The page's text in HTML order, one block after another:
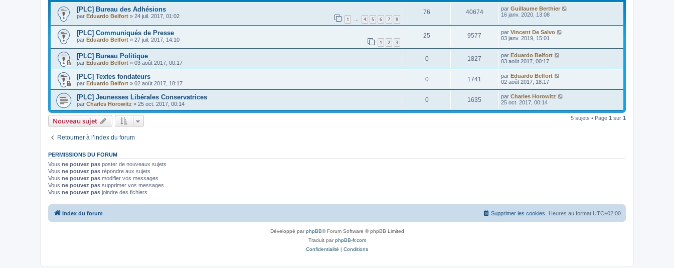
[PLC] Bureau des Adhésions
par Eduardo Belfort » 24 juil. 2017, 01:02 1 … 4 5 6 7 8
76 40674 par Guillaume Berthier
16 janv. 2020, 13:08
[PLC] Communiqués de Presse
par Eduardo Belfort » 27 juil. 2017, 14:10 1 2 3
25 9577 par Vincent De Salvo
03 janv. 2019, 15:01
[PLC] Bureau Politique
par Eduardo Belfort » 03 août 2017, 00:17
0 1827 par Eduardo Belfort
03 août 2017, 00:17
[PLC] Textes fondateurs
par Eduardo Belfort » 02 août 2017, 18:17
0 1741 par Eduardo Belfort
02 août 2017, 18:17
[PLC] Jeunesses Libérales Conservatrices
par Charles Horowitz » 25 oct. 2017, 00:14
0 1635 par Charles Horowitz
25 oct. 2017, 00:14
Nouveau sujet 5 sujets • Page 1 sur 1
Retourner à l’index du forum
PERMISSIONS DU FORUM
Vous ne pouvez pas poster de nouveaux sujets
Vous ne pouvez pas répondre aux sujets
Vous ne pouvez pas modifier vos messages
Vous ne pouvez pas supprimer vos messages
Vous ne pouvez pas joindre des fichiers
Index du forum Heures au format UTC+02:00
Supprimer les cookies
Développé parphpBB® Forum Software © phpBB Limited
Traduit parphpBB-fr.com
Confidentialité | Conditions